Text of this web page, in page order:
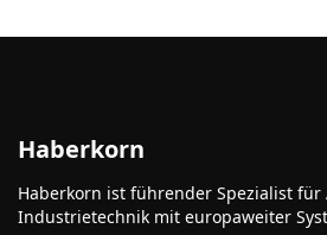
Haberkorn
Haberkorn ist führender Spezialist
Industrietechnik mit europaweiter